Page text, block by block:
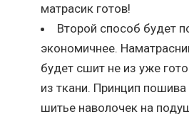
матрасик готов!
Второй способ будет
экономичнее.
будет сшит не из уже
из ткани. Принцип
шитье наволочек на